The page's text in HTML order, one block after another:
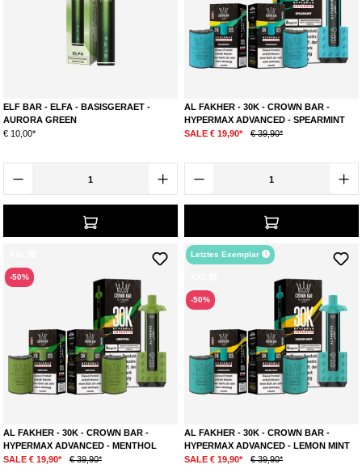
ELF BAR - ELFA - BASISGERAET -
AURORA GREEN
€ 10,00*
AL FAKHER - 30K - CROWN BAR -
HYPERMAX ADVANCED - SPEARMINT
SALE € 19,90*
€ 39,90*
-50%
AL FAKHER - 30K - CROWN BAR -
HYPERMAX ADVANCED - MENTHOL
SALE € 19,90*
€ 39,90*
Letztes Exemplar
-50%
AL FAKHER - 30K - CROWN BAR -
HYPERMAX ADVANCED - LEMON MINT
SALE € 19,90*
€ 39,90*